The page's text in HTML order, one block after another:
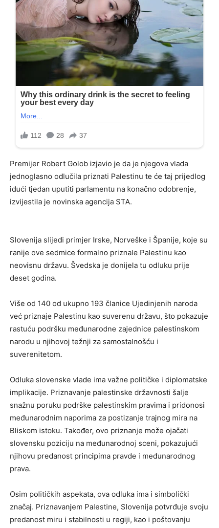
Premijer Robert Golob izjavio je da je njegova vlada
jednoglasno odlučila priznati Palestinu te će taj prijedlog
idući tjedan uputiti parlamentu na konačno odobrenje,
izvijestila je novinska agencija STA.
Slovenija slijedi primjer Irske, Norveške i Španije, koje su
ranije ove sedmice formalno priznale Palestinu kao
neovisnu državu. Švedska je donijela tu odluku prije
deset godina.
Više od 140 od ukupno 193 članice Ujedinjenih naroda
već priznaje Palestinu kao suverenu državu, što pokazuje
rastuću podršku međunarodne zajednice palestinskom
narodu u njihovoj težnji za samostalnošću i
suverenitetom.
Odluka slovenske vlade ima važne političke i diplomatske
implikacije. Priznavanje palestinske državnosti šalje
snažnu poruku podrške palestinskim pravima i pridonosi
međunarodnim naporima za postizanje trajnog mira na
Bliskom istoku. Također, ovo priznanje može ojačati
slovensku poziciju na međunarodnoj sceni, pokazujući
njihovu predanost principima pravde i međunarodnog
prava.
Osim političkih aspekata, ova odluka ima i simbolički
značaj. Priznavanjem Palestine, Slovenija potvrđuje svoju
predanost miru i stabilnosti u regiji, kao i poštovanju